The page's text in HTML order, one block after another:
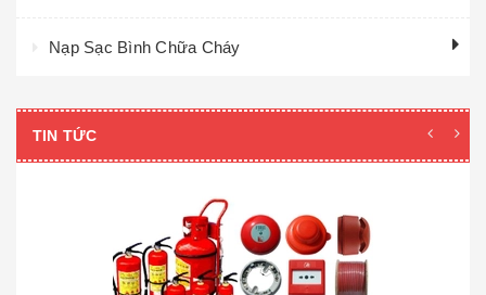
Nạp Sạc Bình Chữa Cháy
TIN TỨC